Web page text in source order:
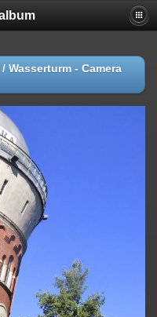
/ Wasserturm - Camera